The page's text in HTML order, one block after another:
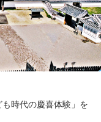
時代の慶喜体験」を